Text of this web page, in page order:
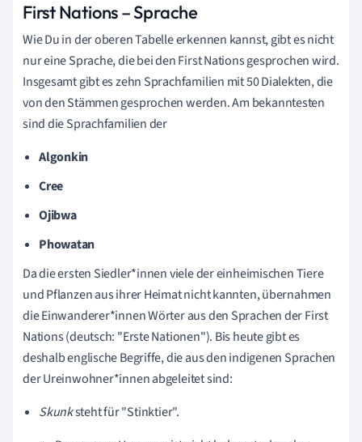
First Nations – Sprache
Wie Du in der oberen Tabelle erkennen kannst, gibt es nicht
nur eine Sprache, die bei den First Nations gesprochen wird.
Insgesamt gibt es zehn Sprachfamilien mit 50 Dialekten, die
von den Stämmen gesprochen werden. Am bekanntesten
sind die Sprachfamilien der
Algonkin
Cree
Ojibwa
Phowatan
Da die ersten Siedler*innen viele der einheimischen Tiere
und Pflanzen aus ihrer Heimat nicht kannten, übernahmen
die Einwanderer*innen Wörter aus den Sprachen der First
Nations (deutsch: "Erste Nationen"). Bis heute gibt es
deshalb englische Begriffe, die aus den indigenen Sprachen
der Ureinwohner*innen abgeleitet sind:
Skunksteht für "Stinktier".